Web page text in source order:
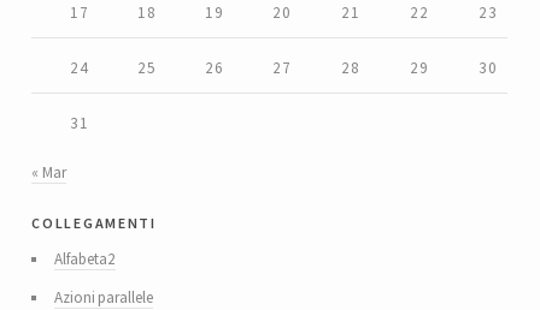
17 18 19 20 21 22 23
24 25 26 27 28 29 30
31
« Mar
collegamenti
Alfabeta2
Azioni parallele